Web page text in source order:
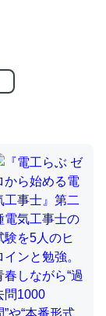
されないけ
ばするほど分